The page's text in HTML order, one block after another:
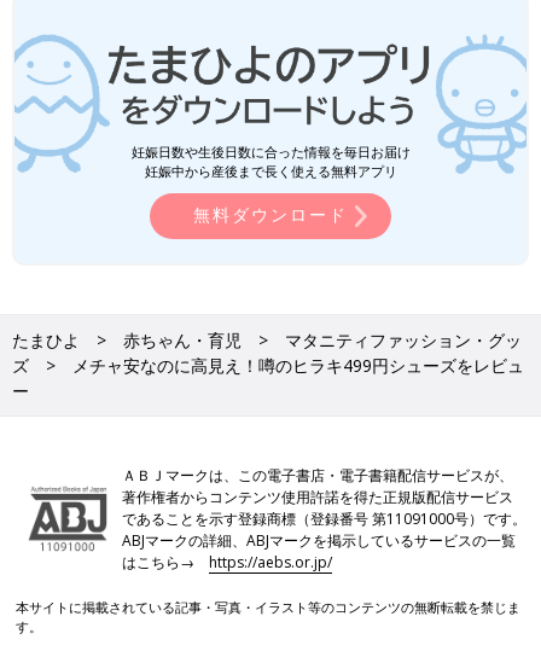
妊娠日数や生後日数に合った情報を毎日お届け
妊娠中から産後まで長く使える無料アプリ
無料ダウンロード
たまひよ 赤ちゃん・育児
マタニティファッション・グッ
ズ
メチャ安なのに高見え！噂のヒラキ499円シューズをレビュ
ー
ＡＢＪマークは、この電子書店・電子書籍配信サービスが、
著作権者からコンテンツ使用許諾を得た正規版配信サービス
であることを示す登録商標（登録番号 第11091000号）です。
ABJマークの詳細、ABJマークを掲示しているサービスの一覧
はこちら→https://aebs.or.jp/
本サイトに掲載されている記事・写真・イラスト等のコンテンツの無断転載を禁じま
す。